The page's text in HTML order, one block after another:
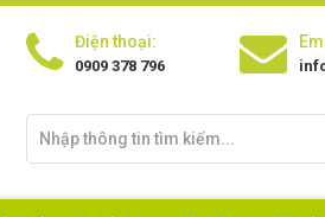
Điện thoại:
0909 378 796